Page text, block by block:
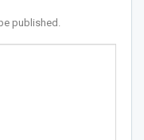
published.